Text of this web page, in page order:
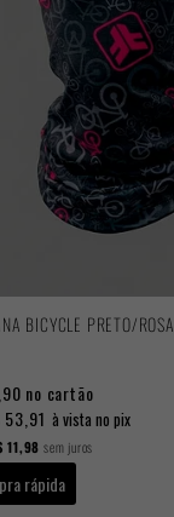
BICYCLE PRETO/ROSA
no cartão
53,91 à vista no pix
11,98 sem juros
rápida